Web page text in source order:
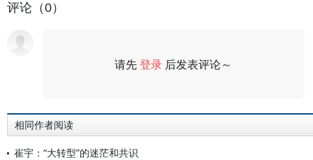
评论（0）
请先登录 后发表评论～
相同作者阅读
崔宇：“大转型”的迷茫和共识